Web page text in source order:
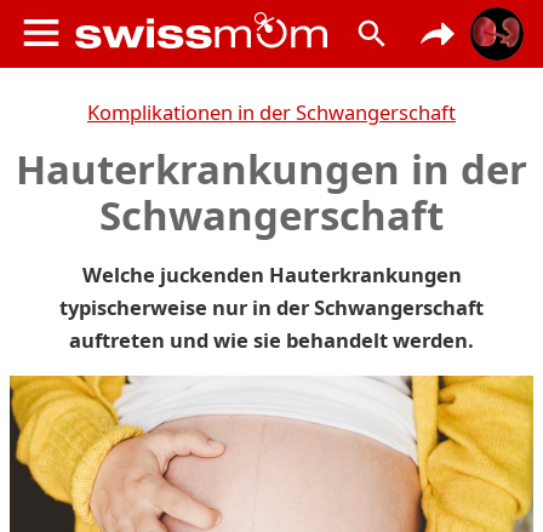
Komplikationen in der Schwangerschaft
Hauterkrankungen in der
Schwangerschaft
Welche juckenden Hauterkrankungen
typischerweise nur in der Schwangerschaft
auftreten und wie sie behandelt werden.